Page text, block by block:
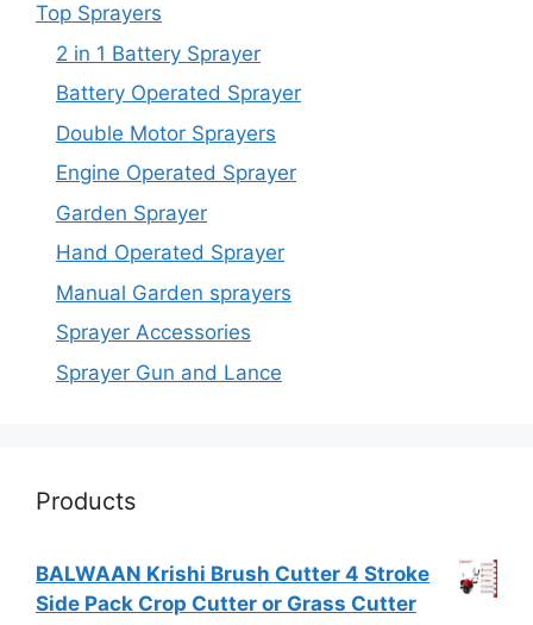
Top Sprayers
2 in 1 Battery Sprayer
Battery Operated Sprayer
Double Motor Sprayers
Engine Operated Sprayer
Garden Sprayer
Hand Operated Sprayer
Manual Garden sprayers
Sprayer Accessories
Sprayer Gun and Lance
Products
BALWAAN Krishi Brush Cutter 4 Stroke
Side Pack Crop Cutter or Grass Cutter